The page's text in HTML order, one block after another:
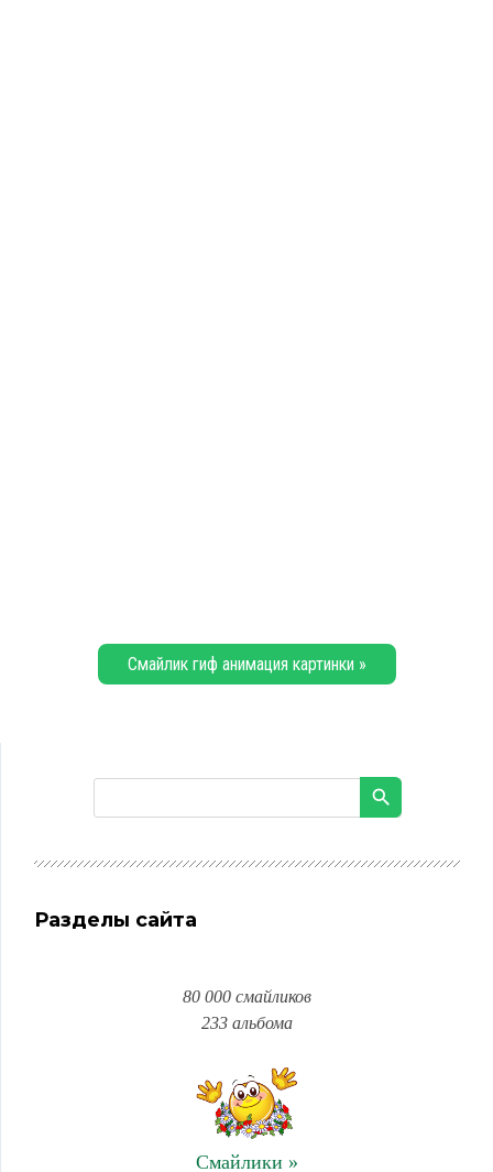
Смайлик гиф анимация картинки »
Разделы сайта
80 000 смайликов
233 альбома
Смайлики »